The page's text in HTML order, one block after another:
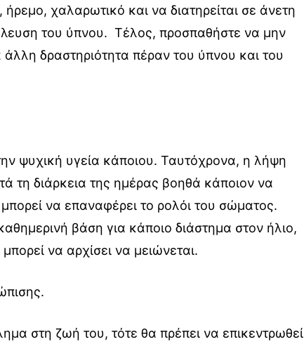
χαλαρωτικό και να διατηρείται σε άνετη
του ύπνου. Τέλος, προσπαθήστε να μην
άλλη δραστηριότητα πέραν του ύπνου και του
ψυχική υγεία κάποιου. Ταυτόχρονα, η λήψη
τη διάρκεια της ημέρας βοηθά κάποιον να
να επαναφέρει το ρολόι του σώματος.
βάση για κάποιο διάστημα στον ήλιο,
να αρχίσει να μειώνεται.
στη ζωή του, τότε θα πρέπει να επικεντρωθεί